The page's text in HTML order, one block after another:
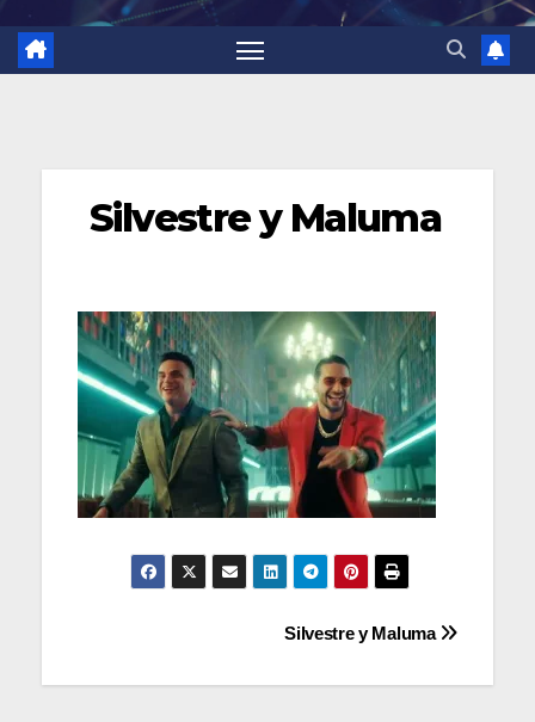
Silvestre y Maluma
Navegación
de
Silvestre y Maluma